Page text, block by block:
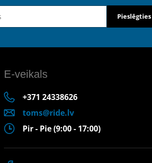
Pieslēgties
E-veikals
+371 24338626
toms@ride.lv
Pir - Pie (9:00 - 17:00)